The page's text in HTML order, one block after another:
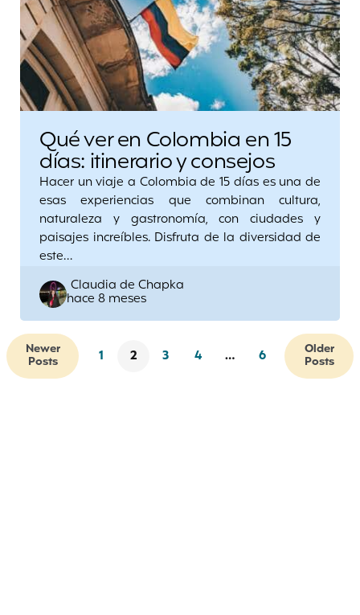
Qué ver en Colombia en 15
días: itinerario y consejos
Hacer un viaje a Colombia de 15 días es una de
esas experiencias que combinan cultura,
naturaleza y gastronomía, con ciudades y
paisajes increíbles. Disfruta de la diversidad de
este…
Posted
by
Claudia de Chapka
hace 8 meses
Newer
Posts 1 2 3 4 … 6 Older
Posts